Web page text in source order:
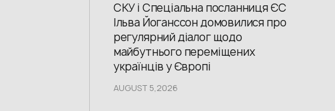
СКУ і Спеціальна посланниця ЄС
Ільва Йоганссон домовилися про
регулярний діалог щодо
майбутнього переміщених
українців у Європі
AUGUST 5,2026